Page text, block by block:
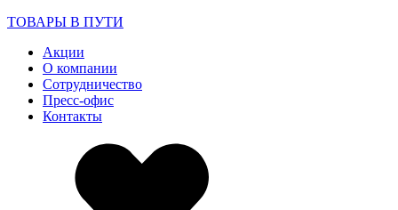
ТОВАРЫ В ПУТИ
Акции
О компании
Сотрудничество
Пресс-офис
Контакты